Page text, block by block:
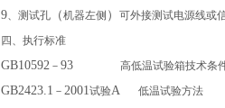
9、测试孔 （机器左侧 ） 可外接测试电源线或
四、执行标准
GB10592 － 93 高低温试验箱技术条
GB2423.1 － 2001试验A 低温试验方法